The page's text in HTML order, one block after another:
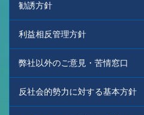
勧誘方針
利益相反管理方針
弊社以外のご意見・苦情窓口
反社会的勢力に対する基本方針